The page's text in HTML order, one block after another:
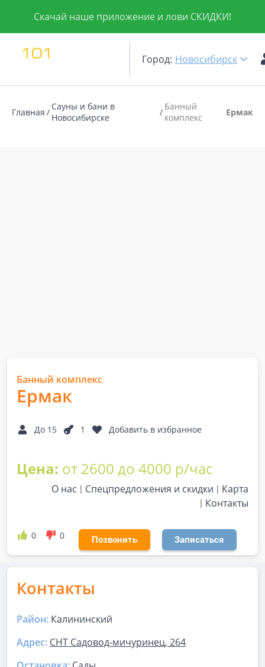
Скачай наше приложение и лови СКИДКИ!
Город: Новосибирск
Главная
Сауны и бани в
Новосибирске
Банный
комплекс
Ермак
Банный комплекс
Ермак
До 15 1 Добавить в избранное
Цена: от 2600 до 4000 р/час
О нас Спецпредложения и скидки
Карта
Контакты
0 0 Позвонить Записаться
Контакты
Район: Калининский
Адрес: СНТ Садовод-мичуринец, 264